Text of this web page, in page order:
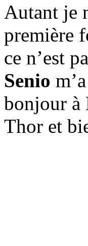
Autant je
première
ce n’est
Senio
bonjour à
Thor et